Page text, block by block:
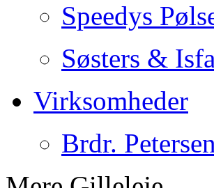
Speedys
Søsters &
Virksomheder
Brdr.